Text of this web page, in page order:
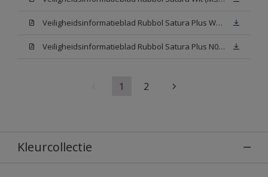
Veiligheidsinformatieblad Rubbol Satura Plus W05 (MSDS)
Veiligheidsinformatieblad Rubbol Satura Plus N00 (MSDS)
1 2
Kleurcollectie